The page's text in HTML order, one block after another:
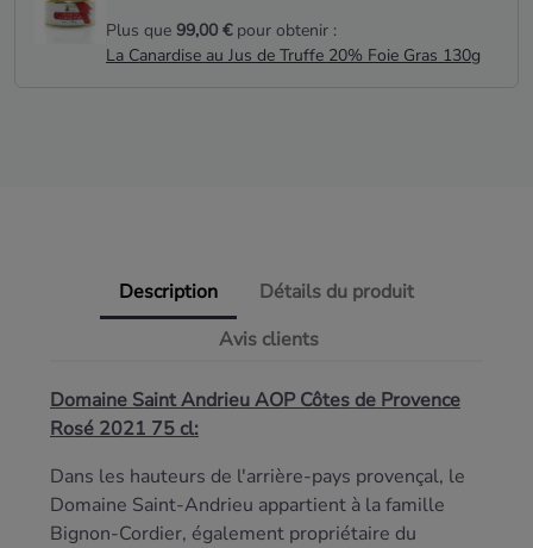
Plus que 99,00 €pour obtenir :
La Canardise au Jus de Truffe 20% Foie Gras 130g
Description
Détails du produit
Avis clients
Domaine Saint Andrieu AOP Côtes de Provence
Rosé 2021 75 cl:
Dans les hauteurs de l'arrière-pays provençal, le
Domaine Saint-Andrieu appartient à la famille
Bignon-Cordier, également propriétaire du